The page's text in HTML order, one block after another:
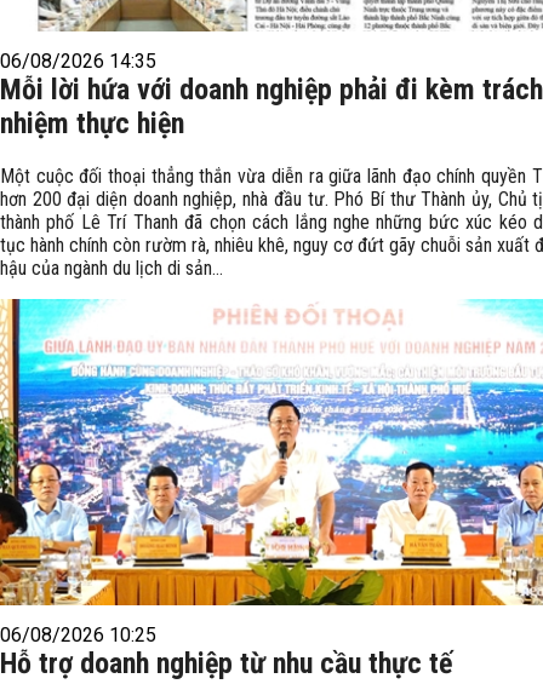
06/08/2026 14:35
Mỗi lời hứa với doanh nghiệp phải đi kèm trách
nhiệm thực hiện
Một cuộc đối thoại thẳng thắn vừa diễn ra giữa lãnh đạo chính quyền
hơn 200 đại diện doanh nghiệp, nhà đầu tư. Phó Bí thư Thành ủy, Chủ
thành phố Lê Trí Thanh đã chọn cách lắng nghe những bức xúc kéo
tục hành chính còn rườm rà, nhiêu khê, nguy cơ đứt gãy chuỗi sản xuất
hậu của ngành du lịch di sản...
06/08/2026 10:25
Hỗ trợ doanh nghiệp từ nhu cầu thực tế